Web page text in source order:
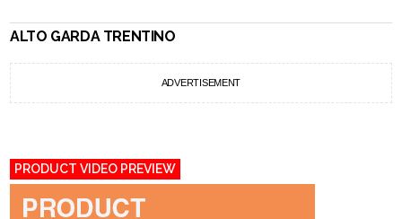
ALTO GARDA TRENTINO
ADVERTISEMENT
PRODUCT VIDEO PREVIEW